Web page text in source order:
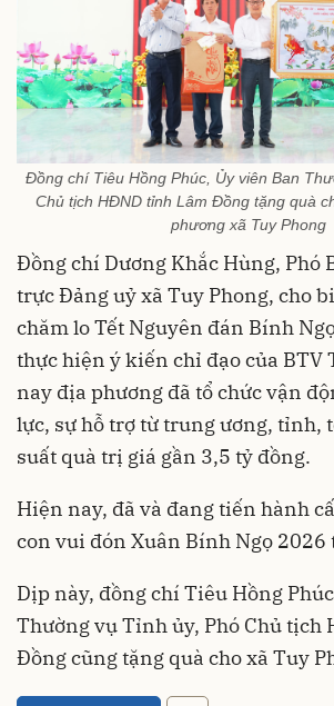
Đồng chí Tiêu Hồng Phúc, Ủy viên Ban
Chủ tịch HĐND tỉnh Lâm Đồng tặng quà
phương xã Tuy Phong
Đồng chí Dương Khắc Hùng, Phó
trực Đảng uỷ xã Tuy Phong, cho
chăm lo Tết Nguyên đán Bính
thực hiện ý kiến chỉ đạo của BTV
nay địa phương đã tổ chức vận
lực, sự hỗ trợ từ trung ương, tỉnh,
suất quà trị giá gần 3,5 tỷ đồng.
Hiện nay, đã và đang tiến hành
con vui đón Xuân Bính Ngọ 2026
Dịp này, đồng chí Tiêu Hồng
Thường vụ Tỉnh ủy, Phó Chủ tịch
Đồng cũng tặng quà cho xã Tuy